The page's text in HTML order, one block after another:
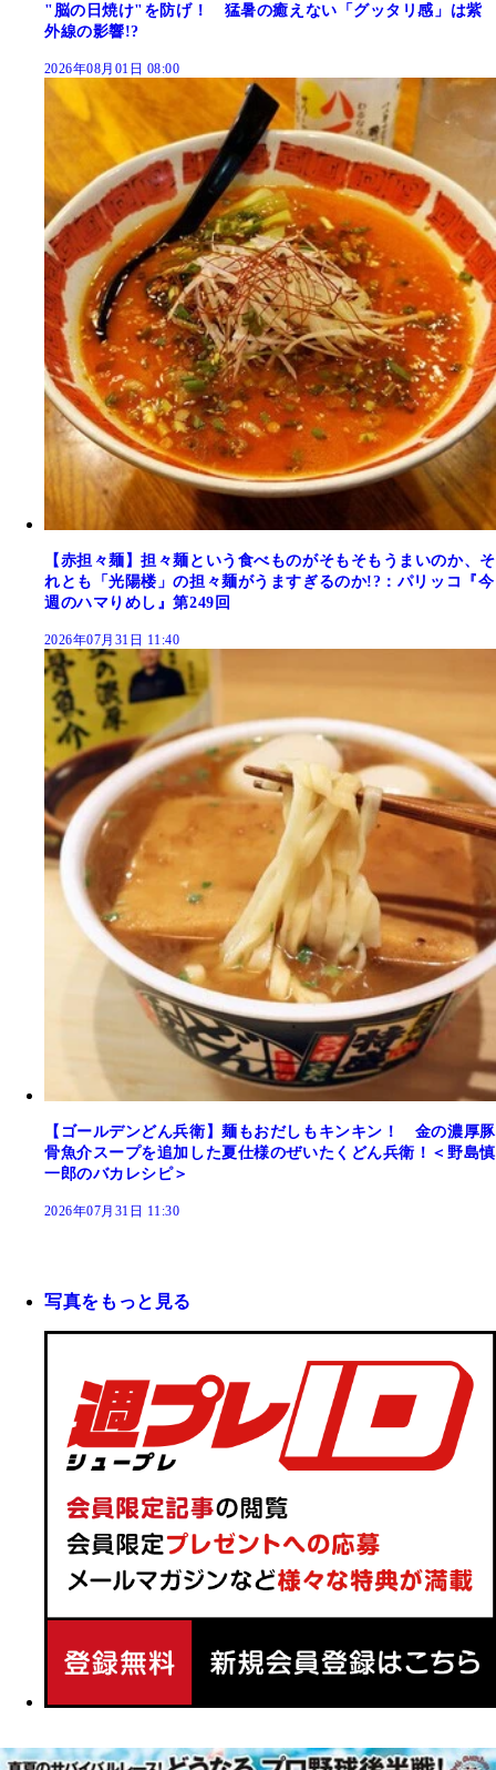
"脳の日焼け"を防げ！ 猛暑の癒えない「グッタリ感」は紫
外線の影響!?
2026年08月01日 08:00
【赤担々麺】担々麺という食べものがそもそもうまいのか、そ
れとも「光陽楼」の担々麺がうますぎるのか!?：パリッコ『今
週のハマりめし』第249回
2026年07月31日 11:40
【ゴールデンどん兵衛】麺もおだしもキンキン！ 金の濃厚豚
骨魚介スープを追加した夏仕様のぜいたくどん兵衛！＜野島慎
一郎のバカレシピ＞
2026年07月31日 11:30
写真をもっと見る